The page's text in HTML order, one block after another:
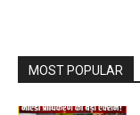
MOST POPULAR